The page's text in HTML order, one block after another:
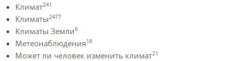
Климат241
Климаты2477
Климаты Земли6
Метеонаблюдения18
Может ли человек изменить климат21